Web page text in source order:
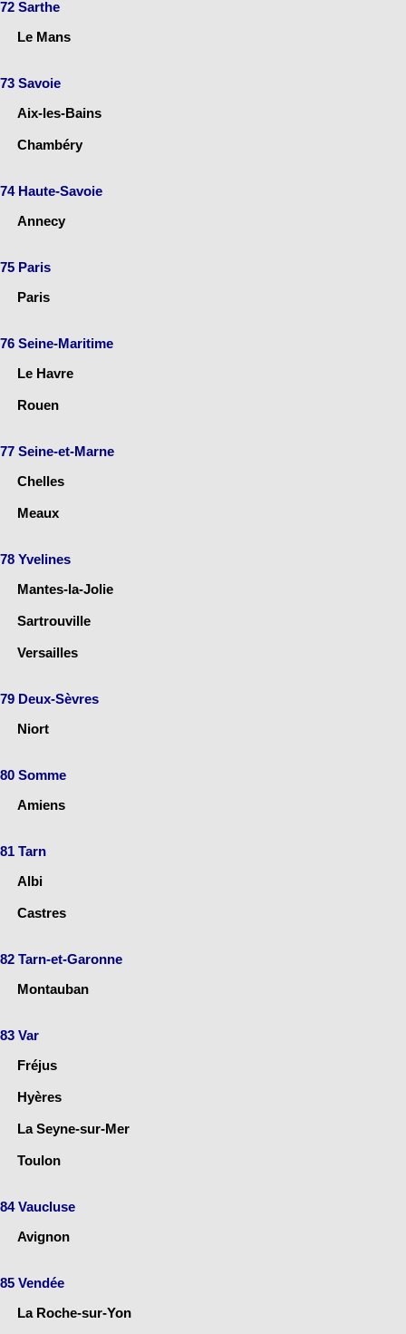
72 Sarthe
Le Mans
73 Savoie
Aix-les-Bains
Chambéry
74 Haute-Savoie
Annecy
75 Paris
Paris
76 Seine-Maritime
Le Havre
Rouen
77 Seine-et-Marne
Chelles
Meaux
78 Yvelines
Mantes-la-Jolie
Sartrouville
Versailles
79 Deux-Sèvres
Niort
80 Somme
Amiens
81 Tarn
Albi
Castres
82 Tarn-et-Garonne
Montauban
83 Var
Fréjus
Hyères
La Seyne-sur-Mer
Toulon
84 Vaucluse
Avignon
85 Vendée
La Roche-sur-Yon